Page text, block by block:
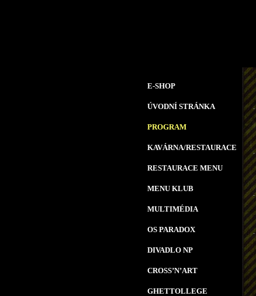
E-SHOP
ÚVODNÍ STRÁNKA
PROGRAM
KAVÁRNA/RESTAURACE
RESTAURACE MENU
MENU KLUB
MULTIMÉDIA
OS PARADOX
DIVADLO NP
CROSS’N’ART
GHETTOLLEGE